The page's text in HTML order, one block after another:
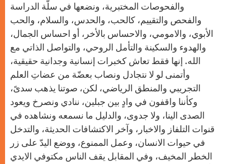
والفحوصات المختبرية، ونضعها في سلّة الدراسة
والفحص والتقييم، كالحب، والحدس، والسلام، والحب
الأبوي، والامومي، والاحساس بالأخر، أو احساس الجمال،
والهدوء والسكينة والتأمل الروحي، والتواصل الذاتي مع
الله. إنها فقط تعاش كخبرات إنسانية وجدانية حقيقية،
وأتمنى لو لا نتجادل ونصاب بعضّة من عضاتِ العلم
التجريبي والمنطق الرياضي، لكن، صوتنا يذهب سدىً،
وكأننا واقفون في وادٍ بين جبلين، ننادي ونصرخ ويعود
الصدى الينا، ولا جدوى، والدليل ما نسمعه ونشاهده في
قنوات التلفاز والاخبار، وآخر الاكتشافات الحديثة، والتدخل
في حيوات الانسان، وعمل الممنوع، ووضع اليدّ على زر
الخطر المخيف، وفي المقابل يقف الناس مكتوفي الايدي